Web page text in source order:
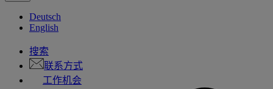
Deutsch
English
搜索
联系方式
工作机会